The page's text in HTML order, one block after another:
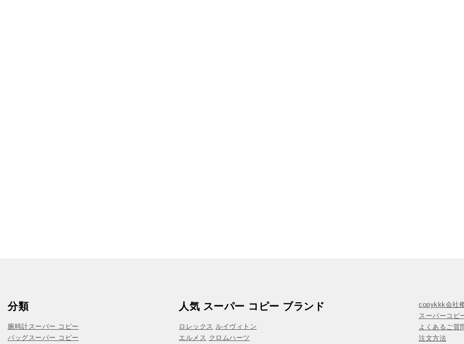
分類
腕時計スーパー コピー
バッグスーパー コピー
人気 スーパー コピー ブランド
ロレックス ルイヴィトン
エルメス クロムハーツ
copykkk会社
スーパーコピ
よくあるご質
注文方法